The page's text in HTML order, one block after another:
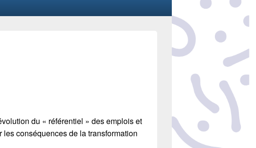
du « référentiel » des emplois et
conséquences de la transformation